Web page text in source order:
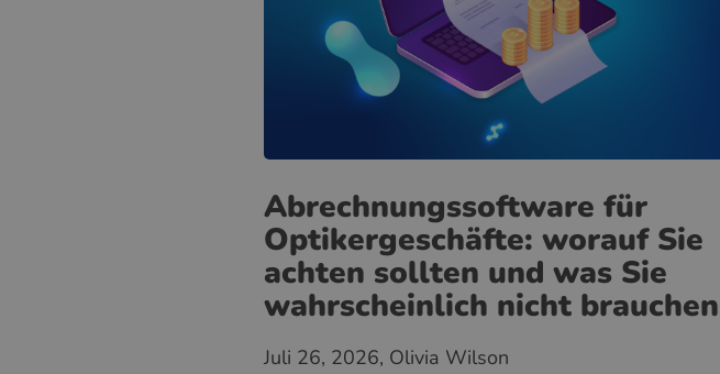
Abrechnungssoftware für
Optikergeschäfte: worauf Sie
achten sollten und was Sie
wahrscheinlich nicht brauchen
Juli 26, 2026, Olivia Wilson